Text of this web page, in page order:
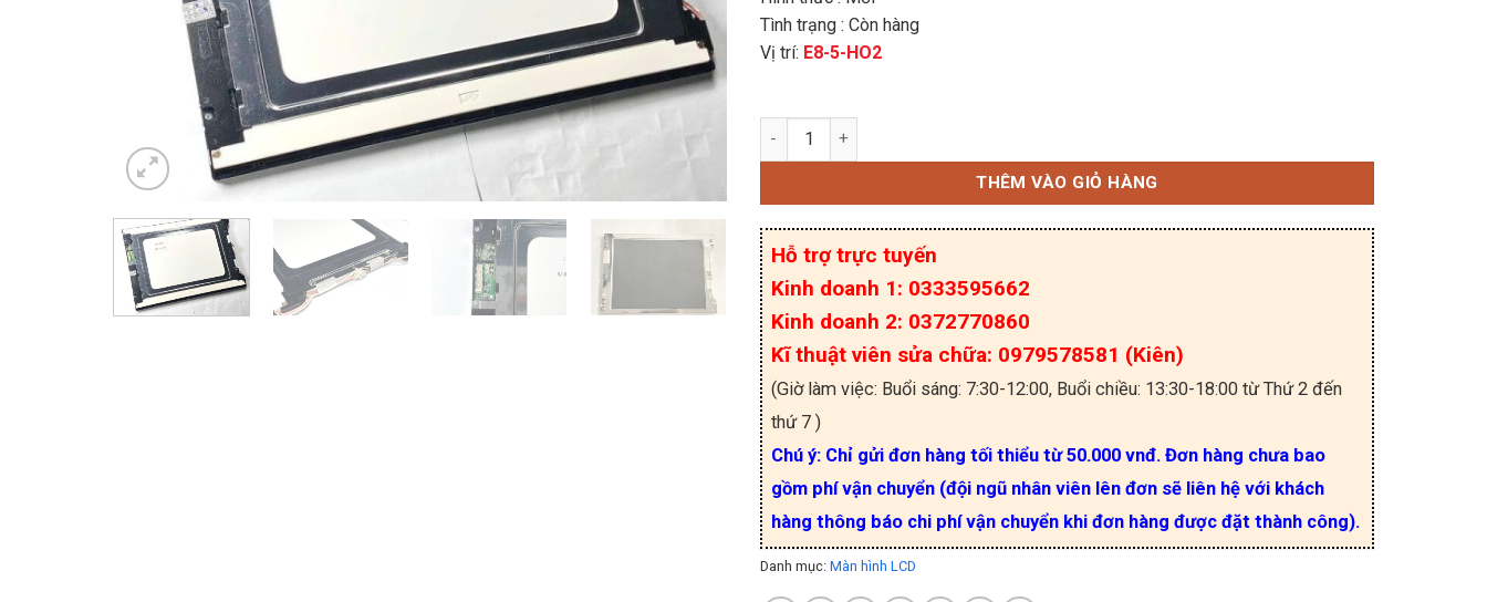
Tình trạng : Còn hàng
Vị trí: E8-5-HO2
LTM10C209 Màn hình LCD 10.4 inch số lượng
THÊM VÀO GIỎ HÀNG
Hỗ trợ trực tuyến
Kinh doanh 1: 0333595662
Kinh doanh 2: 0372770860
Kĩ thuật viên sửa chữa: 0979578581 (Kiên)
(Giờ làm việc: Buổi sáng: 7:30-12:00, Buổi chiều: 13:30-18:00 từ Thứ 2 đến
thứ 7 )
Chú ý: Chỉ gửi đơn hàng tối thiểu từ 50.000 vnđ. Đơn hàng chưa bao
gồm phí vận chuyển (đội ngũ nhân viên lên đơn sẽ liên hệ với khách
hàng thông báo chi phí vận chuyển khi đơn hàng được đặt thành công).
Danh mục: Màn hình LCD